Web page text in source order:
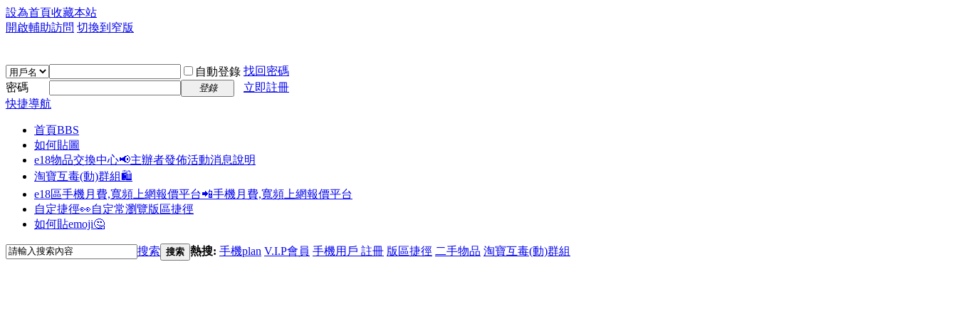
設為首頁收藏本站
開啟輔助訪問 切換到窄版
自動登錄 找回密碼
密碼
登錄
立即註冊
快捷導航
首頁BBS
如何貼圖
e18物品交換中心📢主辦者發佈活動消息說明
淘寶互毒(動)群組🛍️
e18區手機月費,寬頻上網報價平台📲手機月費,寬頻上網報價平台
自定捷徑👀自定常瀏覽版區捷徑
如何貼emoji🤔
搜索 搜索 熱搜: 手機plan V.I.P會員 手機用戶 註冊 版區捷徑 二手物品 淘寶互毒(動)群組